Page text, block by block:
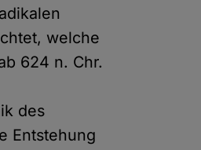
welche
624 n. Chr.
des
Entstehung